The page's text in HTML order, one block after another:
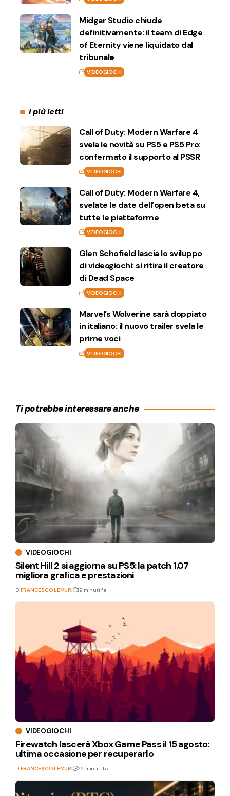
Midgar Studio chiude
definitivamente: il team di Edge
of Eternity viene liquidato dal
tribunale
VIDEOGIOCHI
I più letti
Call of Duty: Modern Warfare 4
svela le novità su PS5 e PS5 Pro:
confermato il supporto al PSSR
VIDEOGIOCHI
Call of Duty: Modern Warfare 4,
svelate le date dell’open beta su
tutte le piattaforme
VIDEOGIOCHI
Glen Schofield lascia lo sviluppo
di videogiochi: si ritira il creatore
di Dead Space
VIDEOGIOCHI
Marvel’s Wolverine sarà doppiato
in italiano: il nuovo trailer svela le
prime voci
VIDEOGIOCHI
Ti potrebbe interessare anche
VIDEOGIOCHI
Silent Hill 2 si aggiorna su PS5: la patch 1.07
migliora grafica e prestazioni
DiFRANCESCO LEMURI 19 minuti fa
VIDEOGIOCHI
Firewatch lascerà Xbox Game Pass il 15 agosto:
ultima occasione per recuperarlo
DiFRANCESCO LEMURI 22 minuti fa